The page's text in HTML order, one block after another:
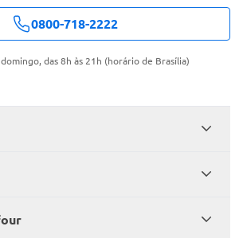
0800-718-2222
das 8h às 21h (horário de Brasília)